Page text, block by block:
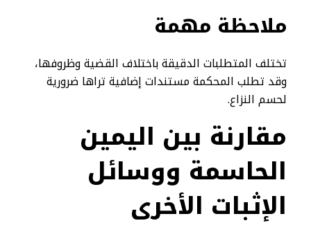
ملاحظة مهمة
تختلف المتطلبات الدقيقة باختلاف القضية وظروفها،
وقد تطلب المحكمة مستندات إضافية تراها ضرورية
لحسم النزاع.
مقارنة بين اليمين
الحاسمة ووسائل
الإثبات الأخرى